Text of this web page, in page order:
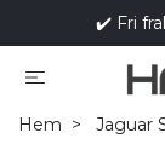
✔️ Fri
Hem Jaguar